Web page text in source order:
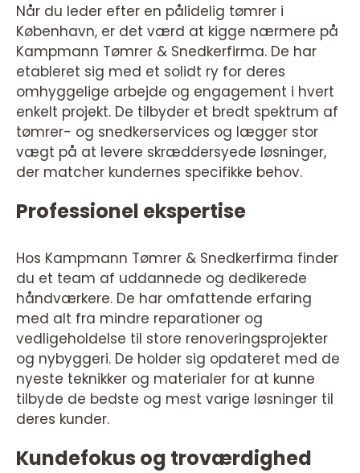
Når du leder efter en pålidelig tømrer i
København, er det værd at kigge nærmere på
Kampmann Tømrer & Snedkerfirma. De har
etableret sig med et solidt ry for deres
omhyggelige arbejde og engagement i hvert
enkelt projekt. De tilbyder et bredt spektrum af
tømrer- og snedkerservices og lægger stor
vægt på at levere skræddersyede løsninger,
der matcher kundernes specifikke behov.
Professionel ekspertise
Hos Kampmann Tømrer & Snedkerfirma finder
du et team af uddannede og dedikerede
håndværkere. De har omfattende erfaring
med alt fra mindre reparationer og
vedligeholdelse til store renoveringsprojekter
og nybyggeri. De holder sig opdateret med de
nyeste teknikker og materialer for at kunne
tilbyde de bedste og mest varige løsninger til
deres kunder.
Kundefokus og troværdighed